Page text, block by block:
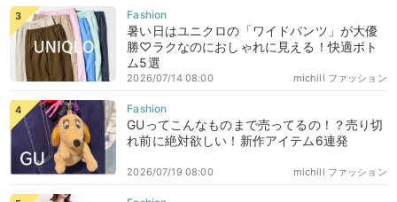
暑い日はユニクロの「ワイドパンツ」が大優
勝♡ラクなのにおしゃれに見える！快適ボト
ム5選
michill ファッション
2026/07/14 08:00
GUってこんなものまで売ってるの！？売り切
れ前に絶対欲しい！新作アイテム6連発
michill ファッション
2026/07/19 08:00